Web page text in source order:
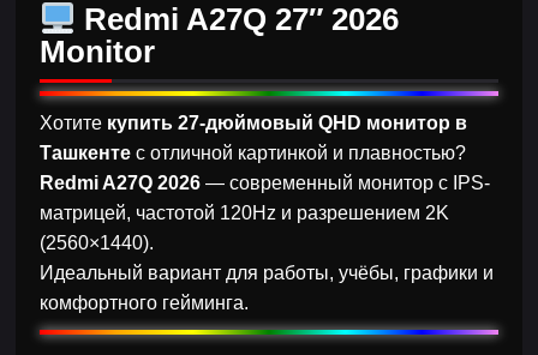
Redmi A27Q 27″ 2026
Monitor
Хотите купить 27-дюймовый QHD монитор в
Ташкенте с отличной картинкой и плавностью?
Redmi A27Q 2026 — современный монитор с IPS-
матрицей, частотой 120Hz и разрешением 2K
(2560×1440).
Идеальный вариант для работы, учёбы, графики и
комфортного гейминга.